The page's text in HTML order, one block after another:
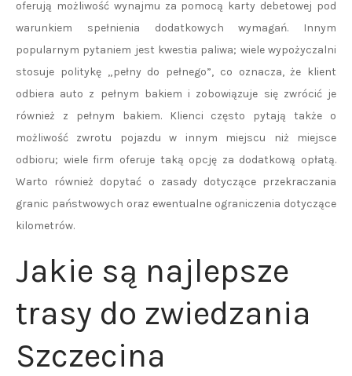
oferują możliwość wynajmu za pomocą karty debetowej pod
warunkiem spełnienia dodatkowych wymagań. Innym
popularnym pytaniem jest kwestia paliwa; wiele wypożyczalni
stosuje politykę „pełny do pełnego”, co oznacza, że klient
odbiera auto z pełnym bakiem i zobowiązuje się zwrócić je
również z pełnym bakiem. Klienci często pytają także o
możliwość zwrotu pojazdu w innym miejscu niż miejsce
odbioru; wiele firm oferuje taką opcję za dodatkową opłatą.
Warto również dopytać o zasady dotyczące przekraczania
granic państwowych oraz ewentualne ograniczenia dotyczące
kilometrów.
Jakie są najlepsze
trasy do zwiedzania
Szczecina